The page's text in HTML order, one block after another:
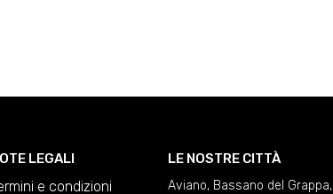
LEGALI
e condizioni
LE NOSTRE CITTÀ
Aviano, Bassano del Grappa,